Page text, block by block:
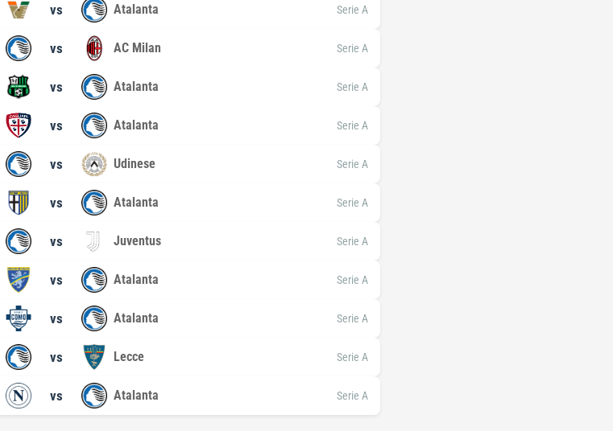
vs Atalanta Serie A
vs AC Milan Serie A
vs Atalanta Serie A
vs Atalanta Serie A
vs Udinese Serie A
vs Atalanta Serie A
vs Juventus Serie A
vs Atalanta Serie A
vs Atalanta Serie A
vs Lecce Serie A
vs Atalanta Serie A